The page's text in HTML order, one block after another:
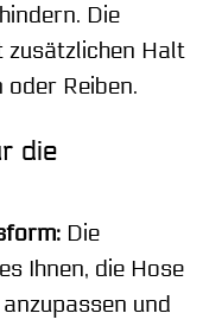
Die
Halt
oder Reiben.
die
Die
Ihnen, die Hose
und